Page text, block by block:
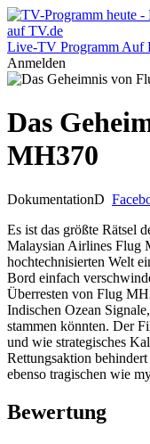
Live-TV Programm Auf
Anmelden
Das
MH370
DokumentationD
Es ist das größte Rätsel
Malaysian Airlines Flug
hochtechnisierten Welt
Bord einfach
Überresten von Flug
Indischen Ozean
stammen könnten. Der
und wie strategisches
Rettungsaktion
ebenso tragischen wie
Bewertung